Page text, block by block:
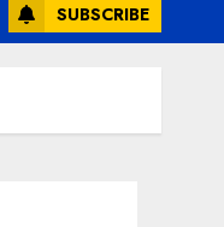
SUBSCRIBE